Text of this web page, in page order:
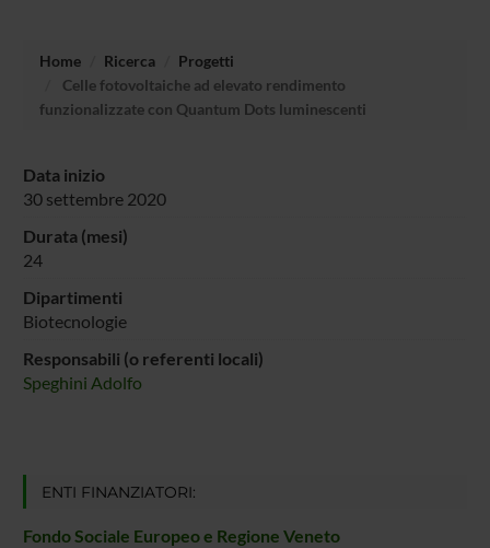
Home Ricerca
Progetti
Celle fotovoltaiche ad elevato rendimento
funzionalizzate con Quantum Dots luminescenti
Data inizio
30 settembre 2020
Durata (mesi)
24
Dipartimenti
Biotecnologie
Responsabili (o referenti locali)
Speghini Adolfo
ENTI FINANZIATORI:
Fondo Sociale Europeo e Regione Veneto